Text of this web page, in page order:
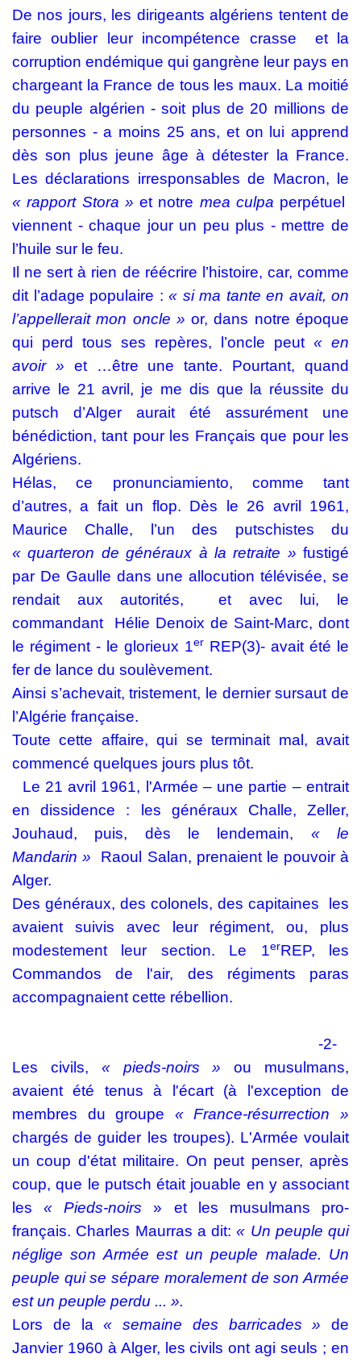
De nos jours, les dirigeants algériens tentent de
faire oublier leur incompétence crasse
et la
corruption endémique qui gangrène leur pays en
chargeant la France de tous les maux. La moitié
du peuple algérien - soit plus de 20 millions de
personnes - a moins 25 ans, et on lui apprend
dès son plus jeune âge à détester la France.
Les déclarations irresponsables de Macron, le
« rapport Stora » et notre mea culpa perpétuel
viennent - chaque jour un peu plus - mettre de
l’huile sur le feu.
Il ne sert à rien de réécrire l’histoire, car, comme
dit l’adage populaire : « si ma tante en avait, on
l’appellerait mon oncle »or, dans notre époque
qui perd tous ses repères, l’oncle peut « en
avoir » et …être une tante. Pourtant, quand
arrive le 21 avril, je me dis que la réussite du
putsch d’Alger aurait été assurément une
bénédiction, tant pour les Français que pour les
Algériens.
Hélas, ce pronunciamiento, comme tant
d’autres, a fait un flop. Dès le 26 avril 1961,
Maurice Challe, l’un des putschistes du
« quarteron de généraux à la retraite » fustigé
par De Gaulle dans une allocution télévisée, se
rendait aux autorités,
et avec lui, le
commandant
Hélie Denoix de Saint-Marc, dont
le régiment - le glorieux 1er REP(3)- avait été le
fer de lance du soulèvement.
Ainsi s’achevait, tristement, le dernier sursaut de
l’Algérie française.
Toute cette affaire, qui se terminait mal, avait
commencé quelques jours plus tôt.
Le 21 avril 1961, l'Armée – une partie – entrait
en dissidence : les généraux Challe, Zeller,
Jouhaud, puis, dès le lendemain, « le
Mandarin »
Raoul Salan, prenaient le pouvoir à
Alger.
Des généraux, des colonels, des capitaines
les
avaient suivis avec leur régiment, ou, plus
modestement leur section. Le 1erREP, les
Commandos de l'air, des régiments paras
accompagnaient cette rébellion.
-2-
Les civils, « pieds-noirs » ou musulmans,
avaient été tenus à l'écart (à l'exception de
membres du groupe « France-résurrection »
chargés de guider les troupes). L'Armée voulait
un coup d'état militaire. On peut penser, après
coup, que le putsch était jouable en y associant
les« Pieds-noirs» et les musulmans pro-
français. Charles Maurras a dit:« Un peuple qui
néglige son Armée est un peuple malade. Un
peuple qui se sépare moralement de son Armée
est un peuple perdu ... ».
Lors de la« semaine des barricades » de
Janvier 1960 à Alger, les civils ont agi seuls ; en